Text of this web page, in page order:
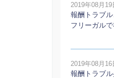
2019年08月19
報酬トラブ
フリーガル
2019年08月16
報酬トラブ